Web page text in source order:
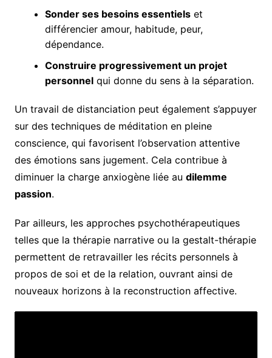
Sonder ses besoins essentielset
différencier amour, habitude, peur,
dépendance.
Construire progressivement un projet
personnelqui donne du sens à la séparation.
Un travail de distanciation peut également s’appuyer
sur des techniques de méditation en pleine
conscience, qui favorisent l’observation attentive
des émotions sans jugement. Cela contribue à
diminuer la charge anxiogène liée au dilemme
passion.
Par ailleurs, les approches psychothérapeutiques
telles que la thérapie narrative ou la gestalt-thérapie
permettent de retravailler les récits personnels à
propos de soi et de la relation, ouvrant ainsi de
nouveaux horizons à la reconstruction affective.